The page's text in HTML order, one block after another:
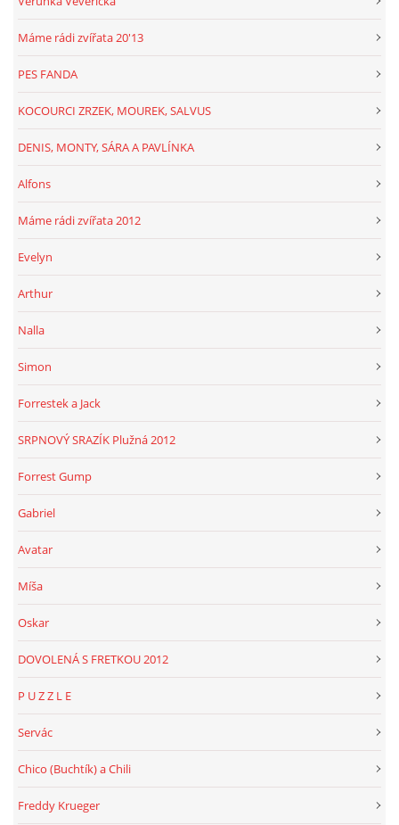
Máme rádi zvířata 20'13
PES FANDA
KOCOURCI ZRZEK, MOUREK, SALVUS
DENIS, MONTY, SÁRA A PAVLÍNKA
Alfons
Máme rádi zvířata 2012
Evelyn
Arthur
Nalla
Simon
Forrestek a Jack
SRPNOVÝ SRAZÍK Plužná 2012
Forrest Gump
Gabriel
Avatar
Míša
Oskar
DOVOLENÁ S FRETKOU 2012
P U Z Z L E
Servác
Chico (Buchtík) a Chili
Freddy Krueger